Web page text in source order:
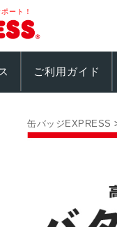
ート！
ご利用ガイド
缶バッジEXPRESS